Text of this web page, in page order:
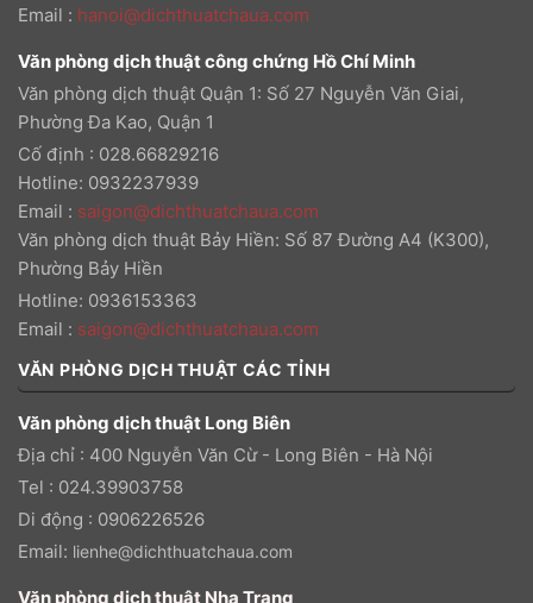
Email : hanoi@dichthuatchaua.com
Văn phòng dịch thuật công chứng Hồ Chí Minh
Văn phòng dịch thuật Quận 1: Số 27 Nguyễn Văn Giai,
Phường Đa Kao, Quận 1
Cố định : 028.66829216
Hotline: 0932237939
Email : saigon@dichthuatchaua.com
Văn phòng dịch thuật Bảy Hiền: Số 87 Đường A4 (K300),
Phường Bảy Hiền
Hotline: 0936153363
Email : saigon@dichthuatchaua.com
VĂN PHÒNG DỊCH THUẬT CÁC TỈNH
Văn phòng dịch thuật Long Biên
Địa chỉ : 400 Nguyễn Văn Cừ - Long Biên - Hà Nội
Tel : 024.39903758
Di động : 0906226526
Email: lienhe@dichthuatchaua.com
Văn phòng dịch thuật Nha Trang